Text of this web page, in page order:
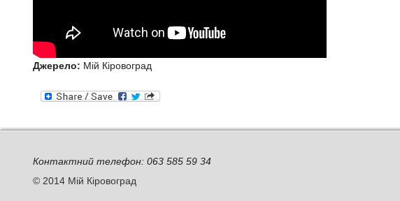
Джерело: Мій Кіровоград
Контактний телефон: 063 585 59 34
© 2014 Мій Кіровоград